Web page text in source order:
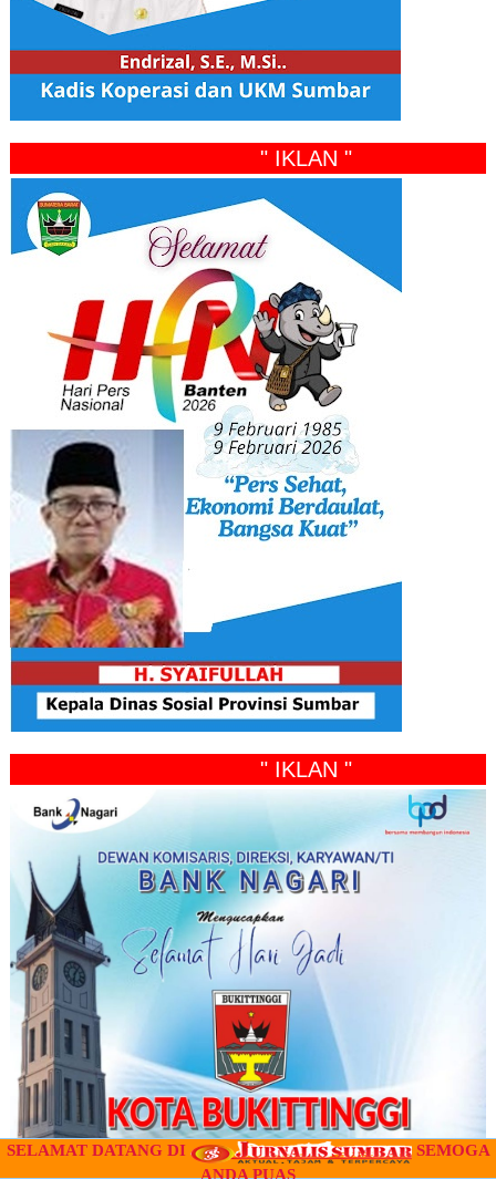
" IKLAN "
" IKLAN "
SELAMAT DATANG DI
SEMOGA
ANDA PUAS